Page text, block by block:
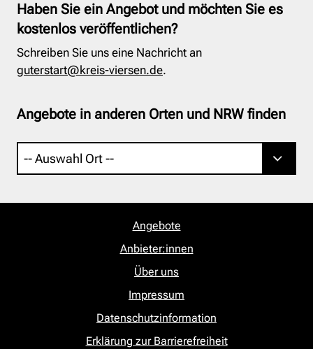
Haben Sie ein Angebot und möchten Sie es
kostenlos veröffentlichen?
Schreiben Sie uns eine Nachricht an
guterstart@kreis-viersen.de.
Angebote in anderen Orten und NRW finden
Angebote
Anbieter:innen
Über uns
Impressum
Datenschutzinformation
Erklärung zur Barrierefreiheit